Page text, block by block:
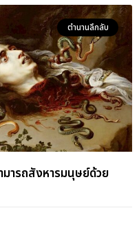
ตำนานลึกลับ
ารถสังหารมนุษย์ด้วย